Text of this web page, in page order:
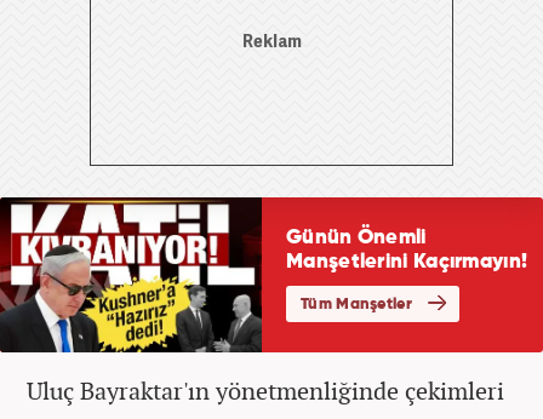
Uluç Bayraktar'ın yönetmenliğinde çekimleri